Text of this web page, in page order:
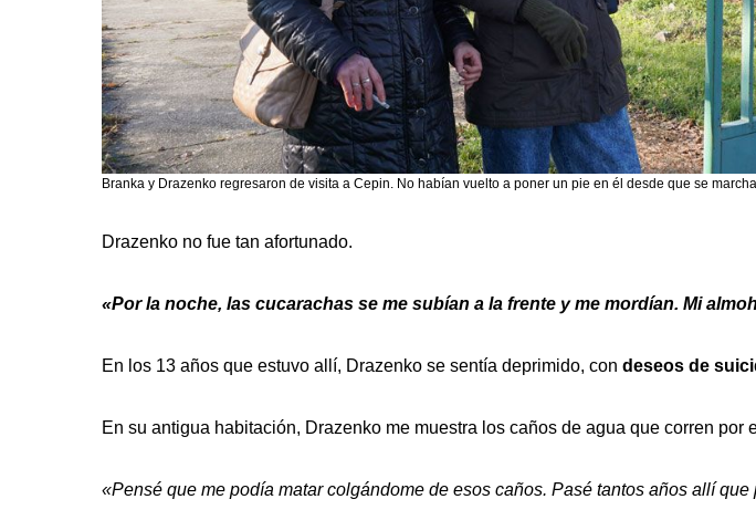
Branka y Drazenko regresaron de visita a Cepin. No habían vuelto a poner un pie en él desde que se
Drazenko no fue tan afortunado.
«Por la noche, las cucarachas se me subían a la frente y me mordían. Mi
En los 13 años que estuvo allí, Drazenko se sentía deprimido, con deseos de
En su antigua habitación, Drazenko me muestra los caños de agua que corren por
«Pensé que me podía matar colgándome de esos caños. Pasé tantos años allí